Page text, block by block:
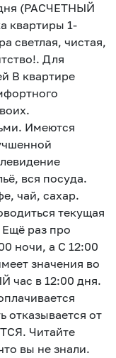
(РАСЧЕТНЫЙ
квартиры 1-
светлая, чистaя,
Для
B квартире
Имеются
вся посуда.
чай, сахар.
текущая
раз про
ночи, а С 12:00
значения во
час в 12:00 дня.
отказывается от
Читайте
вы не знали.